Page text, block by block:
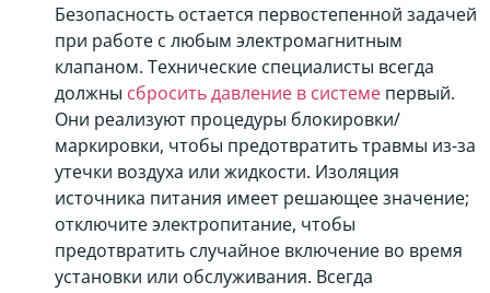
Безопасность остается первостепенной задачей
при работе с любым электромагнитным
клапаном. Технические специалисты всегда
должны сбросить давление в системе первый.
Они реализуют процедуры блокировки/
маркировки, чтобы предотвратить травмы из-за
утечки воздуха или жидкости. Изоляция
источника питания имеет решающее значение;
отключите электропитание, чтобы
предотвратить случайное включение во время
установки или обслуживания. Всегда